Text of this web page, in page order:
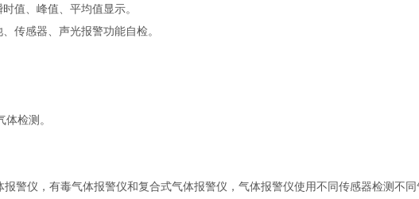
值、峰值、平均值显示。
传感器、声光报警功能自检。
检测。
警仪，有毒气体报警仪和复合式气体报警仪，气体报警仪使用不同传感器检测不